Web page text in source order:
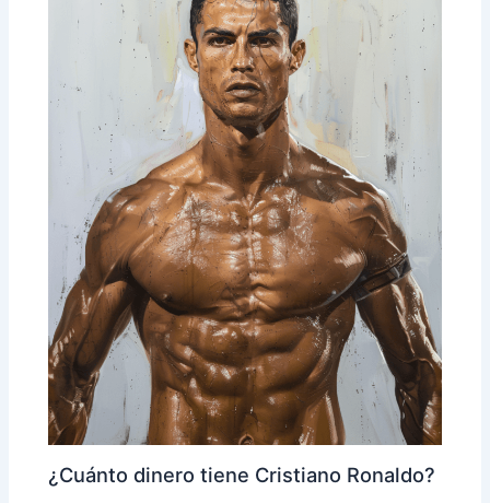
¿Cuánto dinero tiene Cristiano Ronaldo?